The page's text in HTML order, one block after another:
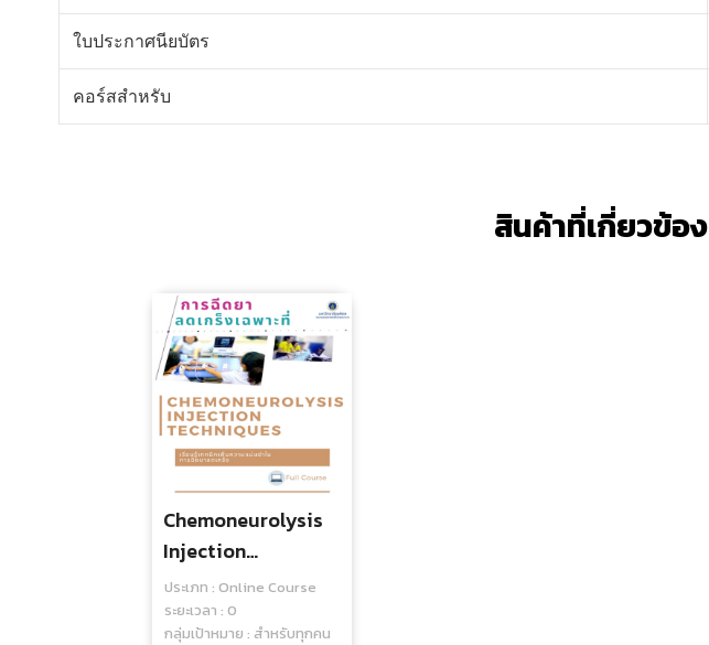
ใบประกาศนียบัตร
คอร์สสำหรับ
สินค้าที่เกี่ยวข้อง
Chemoneurolysis
Injection
Techniques With
US/ES Guidance
ประเภท : Online Course
ระยะเวลา : 0
กลุ่มเป้าหมาย : สำหรับทุกคน